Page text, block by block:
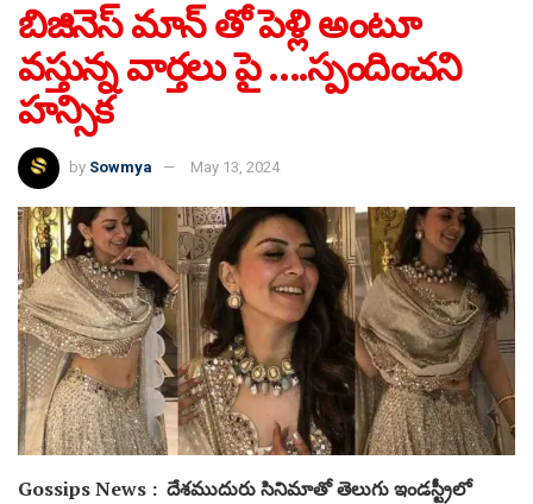
బిజినెస్ మాన్ తో పెళ్లి అంటూ
వస్తున్న వార్తలు పై ….స్పందించని
హన్సిక
by Sowmya May 13, 2024
Gossips News : దేశముదురు సినిమాతో తెలుగు ఇండస్ట్రీలో